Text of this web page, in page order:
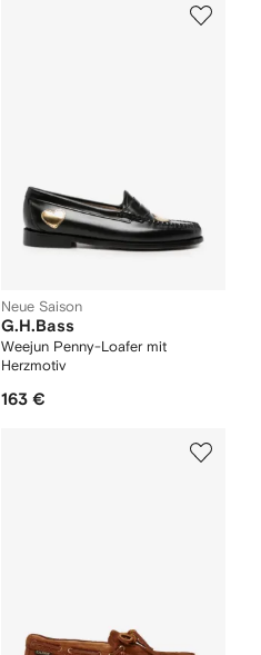
Neue Saison
G.H.Bass
Weejun Penny-Loafer mit
Herzmotiv
163 €